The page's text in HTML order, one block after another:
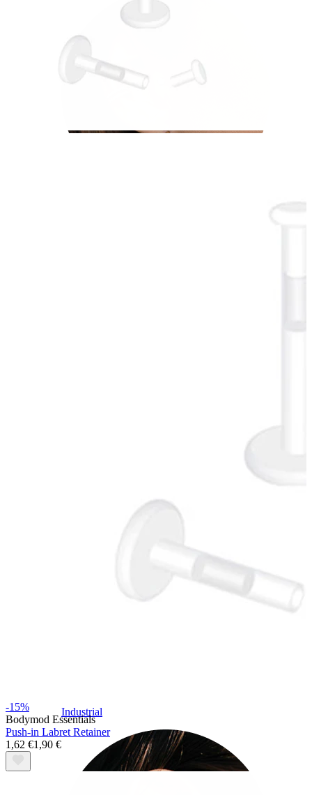
Industrial
-15%
Bodymod Essentials
Push-in Labret Retainer
1,62 €1,90 €